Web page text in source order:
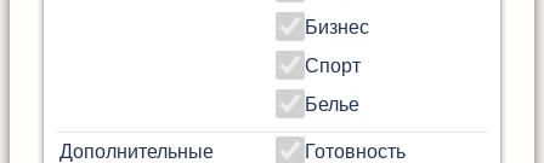
Бизнес
Спорт
Белье
Дополнительные
Готовность